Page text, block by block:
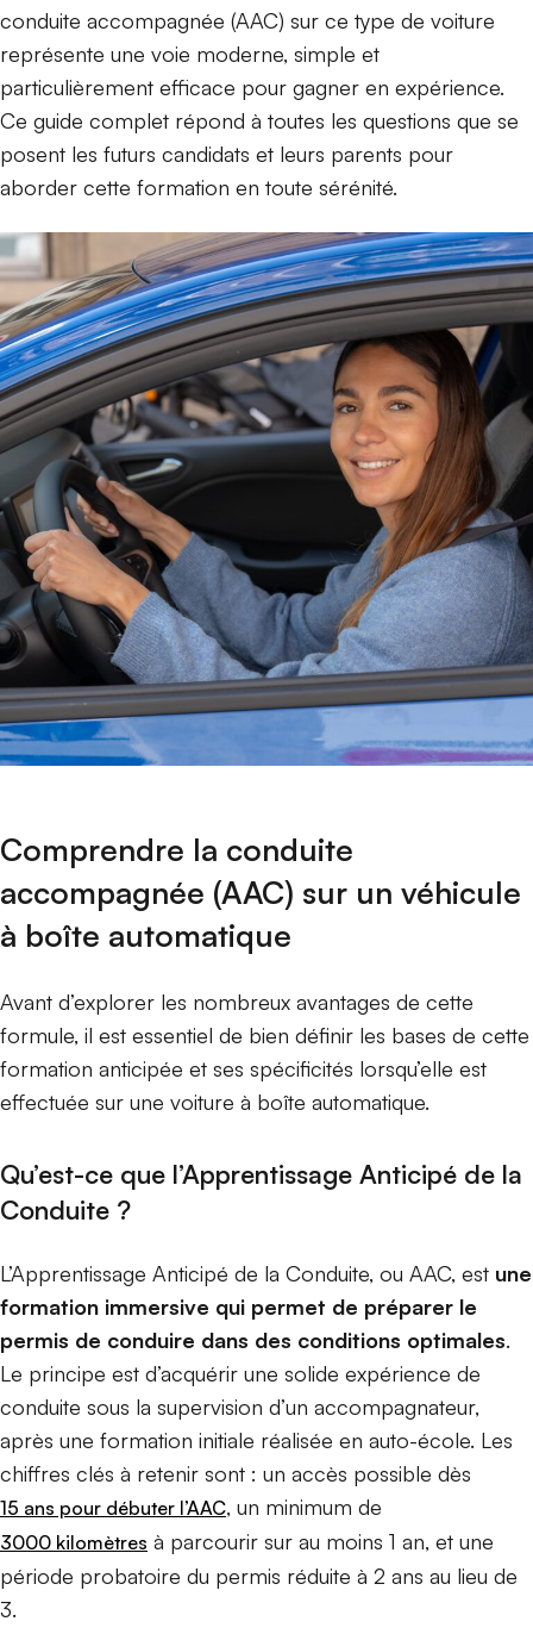
conduite accompagnée (AAC) sur ce type de voiture
représente une voie moderne, simple et
particulièrement efficace pour gagner en expérience.
Ce guide complet répond à toutes les questions que se
posent les futurs candidats et leurs parents pour
aborder cette formation en toute sérénité.
Comprendre la conduite
accompagnée (AAC) sur un véhicule
à boîte automatique
Avant d’explorer les nombreux avantages de cette
formule, il est essentiel de bien définir les bases de cette
formation anticipée et ses spécificités lorsqu’elle est
effectuée sur une voiture à boîte automatique.
Qu’est-ce que l’Apprentissage Anticipé de la
Conduite ?
L’Apprentissage Anticipé de la Conduite, ou AAC, est une
formation immersive qui permet de préparer le
permis de conduire dans des conditions optimales.
Le principe est d’acquérir une solide expérience de
conduite sous la supervision d’un accompagnateur,
après une formation initiale réalisée en auto-école. Les
chiffres clés à retenir sont : un accès possible dès
15 ans pour débuter l’AAC, un minimum de
3000 kilomètres à parcourir sur au moins 1 an, et une
période probatoire du permis réduite à 2 ans au lieu de
3.